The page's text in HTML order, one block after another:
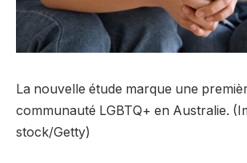
La nouvelle étude marque une
communauté LGBTQ+ en Australie.
stock/Getty)